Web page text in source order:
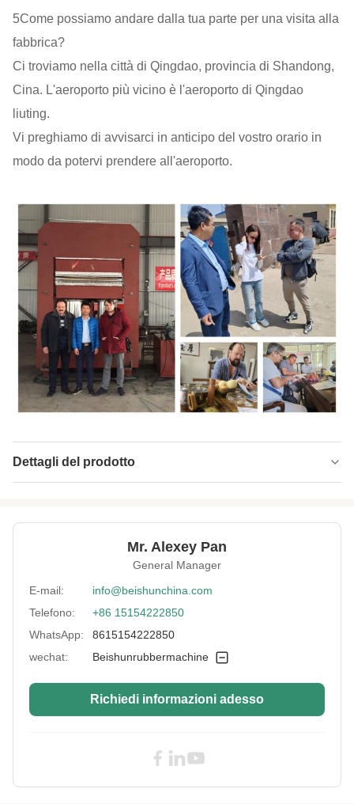
5Come possiamo andare dalla tua parte per una visita alla
fabbrica?
Ci troviamo nella città di Qingdao, provincia di Shandong,
Cina. L'aeroporto più vicino è l'aeroporto di Qingdao
liuting.
Vi preghiamo di avvisarci in anticipo del vostro orario in
modo da potervi prendere all'aeroporto.
Dettagli del prodotto
Hot Plate Size: 1500*1500mm
Riscaldamento elettrico
Number Of
Layers:
uno strato
Mould: Personalizzato
Weight: 35 Ton
High Light:
Pressa idraulica di vulcanizzazione
Presse idrauliche di vulcanizzazione da
Presse di vulcanizzazione idrauliche
Mr. Alexey Pan
General Manager
E-mail:
info@beishunchina.com
Telefono:
+86 15154222850
WhatsApp:
8615154222850
wechat:
Beishunrubbermachine
Richiedi informazioni adesso